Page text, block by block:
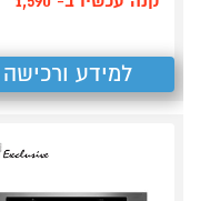
למידע ורכישה